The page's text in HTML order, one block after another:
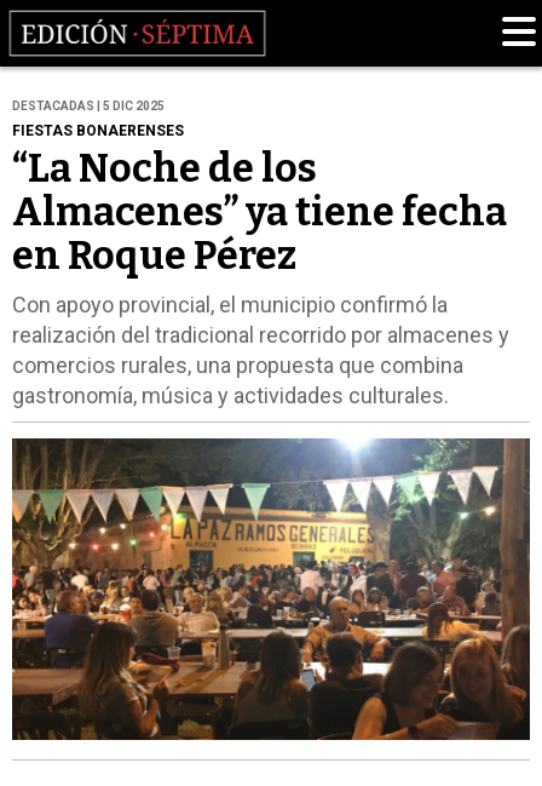
DESTACADAS | 5 DIC 2025
FIESTAS BONAERENSES
“La Noche de los
Almacenes” ya tiene fecha
en Roque Pérez
Con apoyo provincial, el municipio confirmó la
realización del tradicional recorrido por almacenes y
comercios rurales, una propuesta que combina
gastronomía, música y actividades culturales.